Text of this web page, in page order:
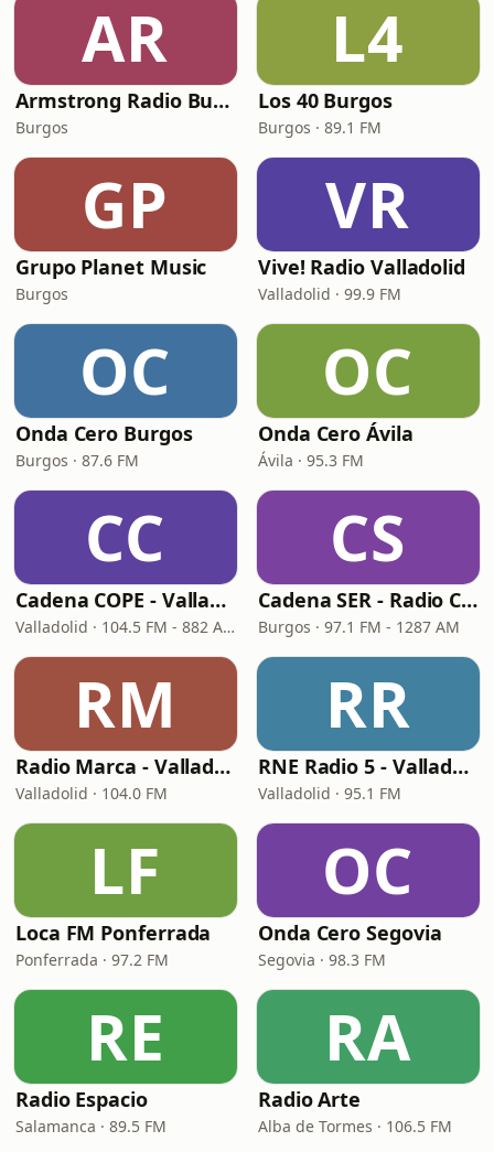
AR
Armstrong Radio Burgos
Burgos
L4
Los 40 Burgos
Burgos · 89.1 FM
GP
Grupo Planet Music
Burgos
VR
Vive! Radio Valladolid
Valladolid · 99.9 FM
OC
Onda Cero Burgos
Burgos · 87.6 FM
OC
Onda Cero Ávila
Ávila · 95.3 FM
CC
Cadena COPE - Valladolid
Valladolid · 104.5 FM - 882 AM
CS
Cadena SER - Radio Castilla
Burgos · 97.1 FM - 1287 AM
RM
Radio Marca - Valladolid
Valladolid · 104.0 FM
RR
RNE Radio 5 - Valladolid
Valladolid · 95.1 FM
LF
Loca FM Ponferrada
Ponferrada · 97.2 FM
OC
Onda Cero Segovia
Segovia · 98.3 FM
RE
Radio Espacio
Salamanca · 89.5 FM
RA
Radio Arte
Alba de Tormes · 106.5 FM